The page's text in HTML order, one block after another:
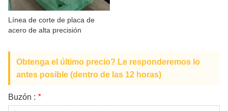
CONTÁCTENOS
SOBRE NOSOTROS
Línea de corte de placa de
acero de alta precisión
Obtenga el último precio? Le responderemos lo
antes posible (dentro de las 12 horas)
Buzón : *